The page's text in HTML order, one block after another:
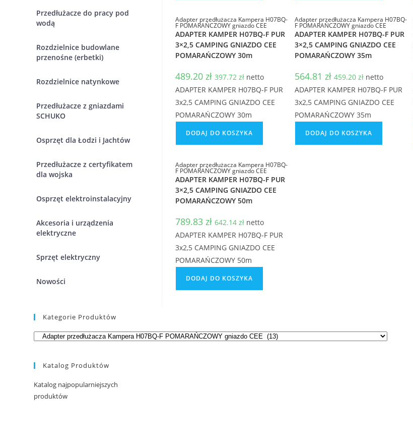
Adapter przedłużacza Kampera H07BQ-
F POMARAŃCZOWY gniazdo CEE
ADAPTER KAMPER H07BQ-F PUR
3×2,5 CAMPING GNIAZDO CEE
POMARAŃCZOWY 30m
489.20zł 397.72zł netto
ADAPTER KAMPER H07BQ-F PUR
3x2,5 CAMPING GNIAZDO CEE
POMARAŃCZOWY 30m
DODAJ DO KOSZYKA
Adapter przedłużacza Kampera H07BQ-
F POMARAŃCZOWY gniazdo CEE
ADAPTER KAMPER H07BQ-F PUR
3×2,5 CAMPING GNIAZDO CEE
POMARAŃCZOWY 35m
564.81 zł 459.20 złnetto
ADAPTER KAMPER H07BQ-F PUR
3x2,5 CAMPING GNIAZDO CEE
POMARAŃCZOWY 35m
DODAJ DO KOSZYKA
Adapter przedłużacza Kampera H07BQ-
F POMARAŃCZOWY gniazdo CEE
ADAPTER KAMPER H07BQ-F PUR
3×2,5 CAMPING GNIAZDO CEE
POMARAŃCZOWY 50m
789.83 zł 642.14zł netto
ADAPTER KAMPER H07BQ-F PUR
3x2,5 CAMPING GNIAZDO CEE
POMARAŃCZOWY 50m
DODAJ DO KOSZYKA
Przedłużacze do pracy pod
wodą
Rozdzielnice budowlane
przenośne (erbetki)
Rozdzielnice natynkowe
Przedłużacze z gniazdami
SCHUKO
Osprzęt dla Łodzi i Jachtów
Przedłużacze z certyfikatem
dla wojska
Osprzęt elektroinstalacyjny
Akcesoria i urządzenia
elektryczne
Sprzęt elektryczny
Nowości
Kategorie Produktów
Katalog Produktów
Katalog najpopularniejszych
produktów